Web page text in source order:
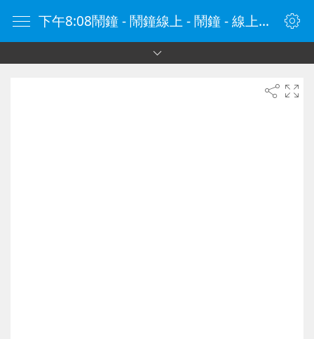
下午8:08鬧鐘 - 鬧鐘線上 - 鬧鐘 - 線上鬧鐘 - 在線鬧鐘 - 鬧鐘在線 - naozhong.tw